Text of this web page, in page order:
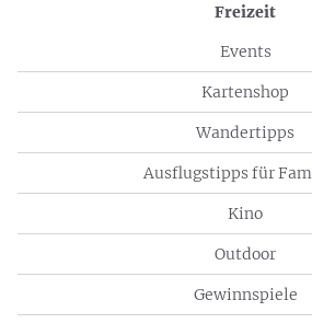
Freizeit
Events
Kartenshop
Wandertipps
Ausflugstipps für
Kino
Outdoor
Gewinnspiele